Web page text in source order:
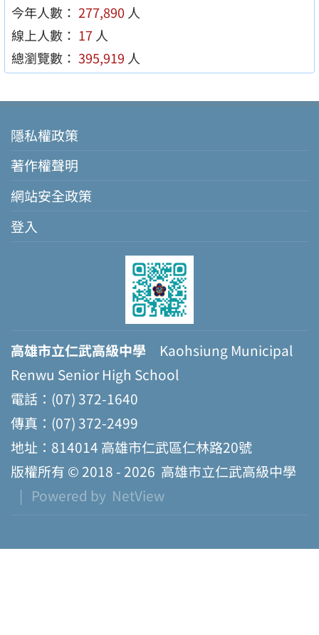
今年人數： 277,890 人
線上人數： 17 人
總瀏覽數： 395,919 人
隱私權政策
著作權聲明
網站安全政策
登入
高雄市立仁武高級中學 Kaohsiung Municipal
Renwu Senior High School
電話：(07) 372-1640
傳真：(07) 372-2499
地址：814014 高雄市仁武區仁林路20號
版權所有 © 2018 - 2026 高雄市立仁武高級中學
| Powered by NetView